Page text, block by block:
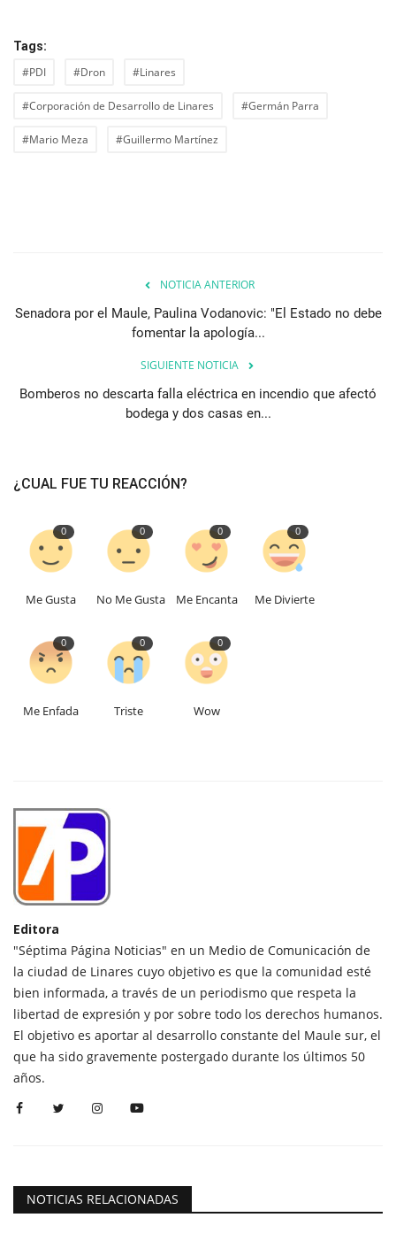
Tags:
#PDI #Dron #Linares
#Corporación de Desarrollo de Linares #Germán Parra
#Mario Meza #Guillermo Martínez
NOTICIA ANTERIOR
Senadora por el Maule, Paulina Vodanovic: "El Estado no debe
fomentar la apología...
SIGUIENTE NOTICIA
Bomberos no descarta falla eléctrica en incendio que afectó
bodega y dos casas en...
¿CUAL FUE TU REACCIÓN?
0
Me Gusta
0
No Me Gusta
0
Me Encanta
0
Me Divierte
0
Me Enfada
0
Triste
0
Wow
Editora
"Séptima Página Noticias" en un Medio de Comunicación de
la ciudad de Linares cuyo objetivo es que la comunidad esté
bien informada, a través de un periodismo que respeta la
libertad de expresión y por sobre todo los derechos humanos.
El objetivo es aportar al desarrollo constante del Maule sur, el
que ha sido gravemente postergado durante los últimos 50
años.
NOTICIAS RELACIONADAS